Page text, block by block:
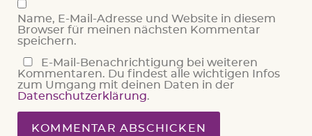
Name, E-Mail-Adresse und Website in diesem
Browser für meinen nächsten Kommentar
speichern.
E-Mail-Benachrichtigung bei weiteren
Kommentaren. Du findest alle wichtigen Infos
zum Umgang mit deinen Daten in der
Datenschutzerklärung.